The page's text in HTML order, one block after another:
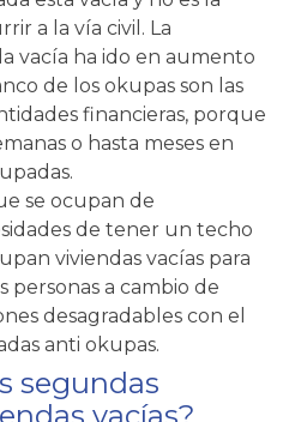
a la vía civil. La
vacía ha ido en aumento
de los okupas son las
financieras, porque
o hasta meses en
se ocupan de
de tener un techo
viviendas vacías para
personas a cambio de
desagradables con el
anti okupas.
segundas